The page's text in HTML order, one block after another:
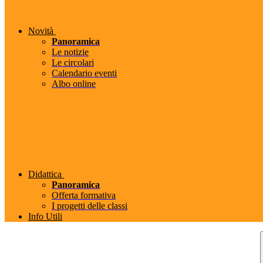
Novità
Panoramica
Le notizie
Le circolari
Calendario eventi
Albo online
Didattica
Panoramica
Offerta formativa
I progetti delle classi
Info Utili